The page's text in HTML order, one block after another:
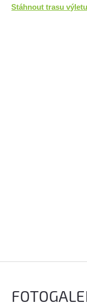
Stáhnout trasu